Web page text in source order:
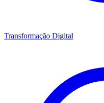
Transformação Digital